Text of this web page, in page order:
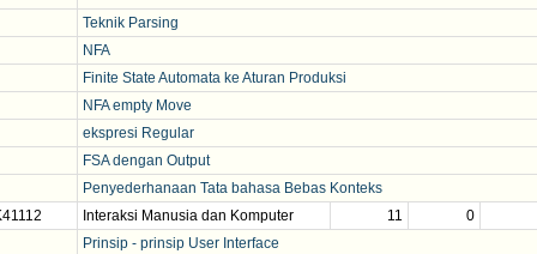
Teknik Parsing
NFA
Finite State Automata ke Aturan Produksi
NFA empty Move
ekspresi Regular
FSA dengan Output
Penyederhanaan Tata bahasa Bebas Konteks
Interaksi Manusia dan Komputer 11
0
Prinsip - prinsip User Interface